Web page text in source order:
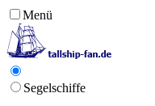
Menü
Segelschiffe